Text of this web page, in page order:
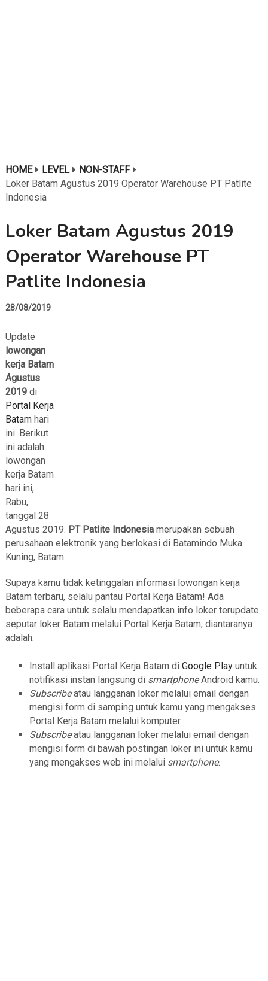
HOME LEVEL
NON-STAFF
Loker Batam Agustus 2019 Operator Warehouse PT Patlite
Indonesia
Loker Batam Agustus 2019
Operator Warehouse PT
Patlite Indonesia
28/08/2019
Update
lowongan
kerja Batam
Agustus
2019di
Portal Kerja
Batamhari
ini. Berikut
ini adalah
lowongan
kerja Batam
hari ini,
Rabu,
tanggal 28
Agustus 2019. PT Patlite Indonesia merupakan sebuah
perusahaan elektronik yang berlokasi di Batamindo Muka
Kuning, Batam.
Supaya kamu tidak ketinggalan informasi lowongan kerja
Batam terbaru, selalu pantau Portal Kerja Batam! Ada
beberapa cara untuk selalu mendapatkan info loker terupdate
seputar loker Batam melalui Portal Kerja Batam, diantaranya
adalah:
Install aplikasi Portal Kerja Batam di Google Playuntuk
notifikasi instan langsung di smartphoneAndroid kamu.
Subscribeatau langganan loker melalui email dengan
mengisi form di samping untuk kamu yang mengakses
Portal Kerja Batam melalui komputer.
Subscribeatau langganan loker melalui email dengan
mengisi form di bawah postingan loker ini untuk kamu
yang mengakses web ini melalui smartphone.